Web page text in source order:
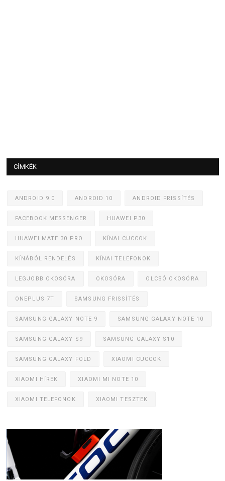
CÍMKÉK
ANDROID 9.0 ANDROID 10 ANDROID FRISSÍTÉS
FACEBOOK MESSENGER HUAWEI P30
HUAWEI MATE 30 PRO KÍNAI CUCCOK
KÍNÁBÓL RENDELÉS KÍNAI TELEFONOK
LEGJOBB OKOSÓRA OKOSÓRA OLCSÓ OKOSÓRA
ONEPLUS 7T SAMSUNG FRISSÍTÉS
SAMSUNG GALAXY NOTE 9 SAMSUNG GALAXY NOTE 10
SAMSUNG GALAXY S9 SAMSUNG GALAXY S10
SAMSUNG GALAXY FOLD XIAOMI CUCCOK
XIAOMI HÍREK XIAOMI MI NOTE 10
XIAOMI TELEFONOK XIAOMI TESZTEK